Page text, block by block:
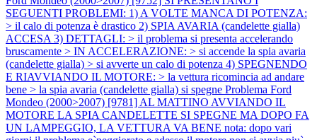
SEGUENTI PROBLEMI: 1) A VOLTE MANCA DI POTENZA:
> il calo di potenza è drastico 2) SPIA AVARIA (candelette gialla)
ACCESA 3) DETTAGLI: > il problema si presenta accelerando
bruscamente > IN ACCELERAZIONE: > si accende la spia avaria
(candelette gialla) > si avverte un calo di potenza 4) SPEGNENDO
E RIAVVIANDO IL MOTORE: > la vettura ricomincia ad andare
bene > la spia avaria (candelette gialla) si spegne Problema Ford
Mondeo (2000>2007) [9781] AL MATTINO AVVIANDO IL
MOTORE LA SPIA CANDELETTE SI SPEGNE MA DOPO FA
UN LAMPEGGIO, LA VETTURA VA BENE nota: dopo vari